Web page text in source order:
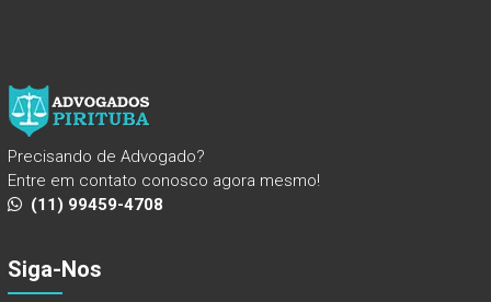
Precisando de Advogado?
Entre em contato conosco agora mesmo!
(11) 99459-4708
Siga-Nos